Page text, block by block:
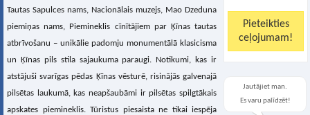
Jautājiet man.
Es varu palīdzēt!
Tautas Sapulces nams, Nacionālais muzejs, Mao Dzeduna
piemiņas nams, Piemineklis cīnītājiem par Ķīnas tautas
atbrīvošanu – unikālie padomju monumentālā klasicisma
un Ķīnas pils stila sajaukuma paraugi. Notikumi, kas ir
atstājuši svarīgas pēdas Ķīnas vēsturē, risinājās galvenajā
pilsētas laukumā, kas neapšaubāmi ir pilsētas spilgtākais
apskates piemineklis. Tūristus piesaista ne tikai iespēja